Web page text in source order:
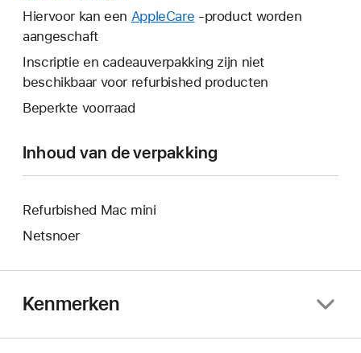
nieuw
venster
geopend.
wordt
nieuw
venster
geopend.
Hiervoor kan een AppleCare Hierdoor
er
een
-product worden
aangeschaft
Inscriptie en cadeauverpakking zijn niet
beschikbaar voor refurbished producten
Beperkte voorraad
Inhoud van de verpakking
Refurbished Mac mini
Netsnoer
Kenmerken